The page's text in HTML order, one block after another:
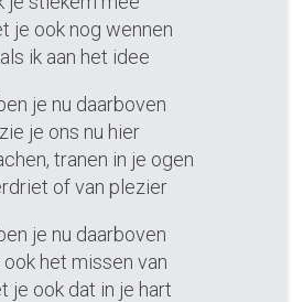
je ook nog wennen
ik aan het idee
je nu daarboven
je ons nu hier
tranen in je ogen
of van plezier
je nu daarboven
ook het missen van
je ook dat in je hart